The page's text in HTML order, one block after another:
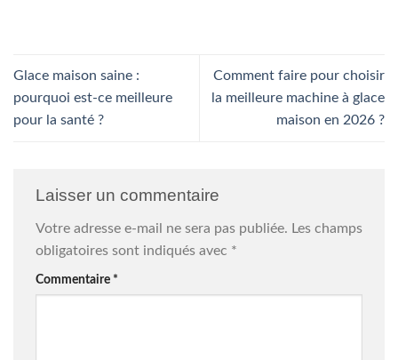
Glace maison saine :
pourquoi est-ce meilleure
pour la santé ?
Comment faire pour choisir
la meilleure machine à glace
maison en 2026 ?
Laisser un commentaire
Votre adresse e-mail ne sera pas publiée. Les champs
obligatoires sont indiqués avec *
Commentaire *